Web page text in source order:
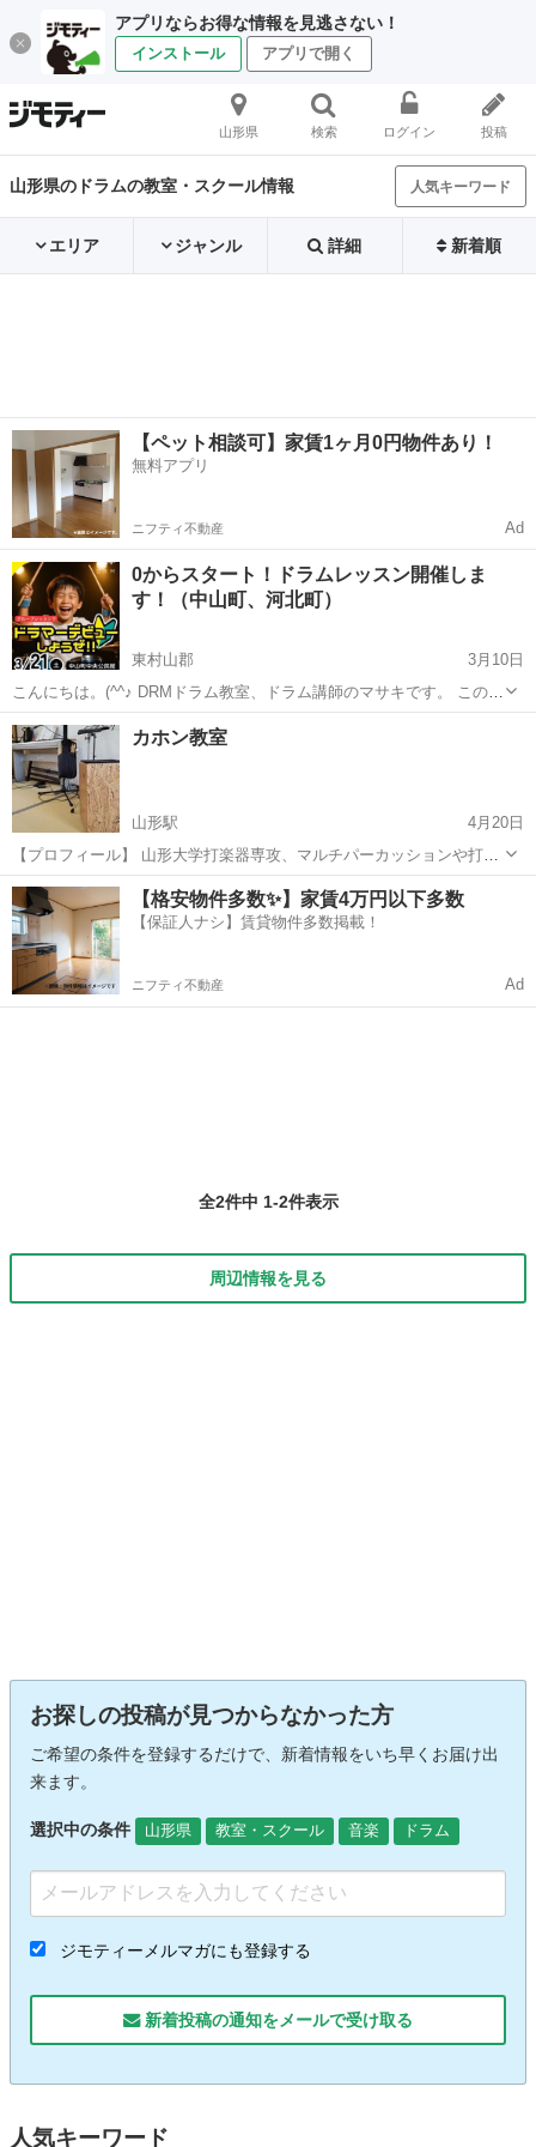
アプリならお得な情報を見逃さない！
インストール アプリで開く
山形県 検索 ログイン 投稿
山形県のドラムの教室・スクール情報 人気キーワード
エリア ジャンル 詳細 新着順
【ペット相談可】家賃1ヶ月0円物件あり！
無料アプリ
ニフティ不動産 Ad
0からスタート！ドラムレッスン開催しま
す！（中山町、河北町）
東村山郡
3月10日
こんにちは。(^^♪ DRMドラム教室、ドラム講師のマサキです。 この
度、3/21（土）をスタートに 中山町の中央公民館にて、ドラムレッス
ン（体験ドラム）を開催します。 中山町での開催は今回が初めてとな
り...
山形 東村山郡 ドラム
カホン教室
山形駅
4月20日
【プロフィール】 山形大学打楽器専攻、マルチパーカッションや打楽
器アンサンブルの演奏活動や作曲活動を経て、県内外の路上アーティ
ストや元H2Oのメンバーとライブで共演するなど、全国各地でLIVEを
していました。 現在二児の母...
山形 山形市 山形駅 ドラム カホン
【格安物件多数✨】家賃4万円以下多数
【保証人ナシ】賃貸物件多数掲載！
ニフティ不動産 Ad
全2件中 1-2件表示
周辺情報を見る
お探しの投稿が見つからなかった方
ご希望の条件を登録するだけで、新着情報をいち早くお届け出
来ます。
選択中の条件 山形県 教室・スクール 音楽 ドラム
ジモティーメルマガにも登録する
新着投稿の通知をメールで受け取る
人気キーワード